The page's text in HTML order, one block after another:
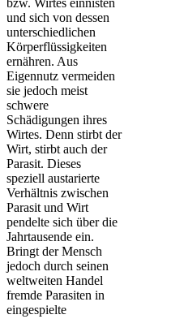
und sich von dessen
unterschiedlichen
Körperflüssigkeiten
ernähren. Aus
Eigennutz vermeiden
sie jedoch meist
schwere
Schädigungen ihres
Wirtes. Denn stirbt der
Wirt, stirbt auch der
Parasit. Dieses
speziell austarierte
Verhältnis zwischen
Parasit und Wirt
pendelte sich über die
Jahrtausende ein.
Bringt der Mensch
jedoch durch seinen
weltweiten Handel
fremde Parasiten in
eingespielte